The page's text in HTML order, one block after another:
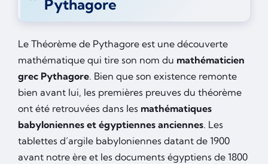
Pythagore
Le Théorème de Pythagore est une découverte
mathématique qui tire son nom du mathématicien
grec Pythagore. Bien que son existence remonte
bien avant lui, les premières preuves du théorème
ont été retrouvées dans les mathématiques
babyloniennes et égyptiennes anciennes. Les
tablettes d’argile babyloniennes datant de 1900
avant notre ère et les documents égyptiens de 1800